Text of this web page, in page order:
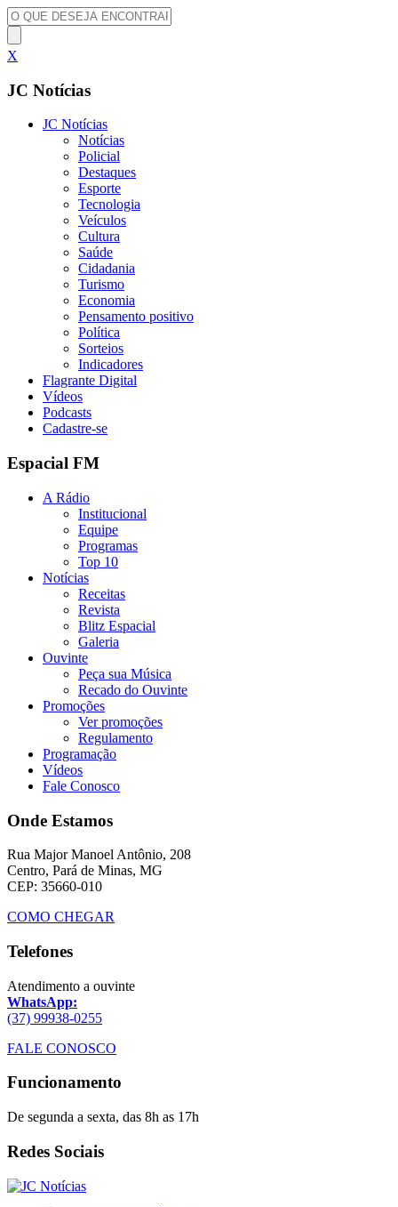
X
JC Notícias
JC Notícias
Notícias
Policial
Destaques
Esporte
Tecnologia
Veículos
Cultura
Saúde
Cidadania
Turismo
Economia
Pensamento positivo
Política
Sorteios
Indicadores
Flagrante Digital
Vídeos
Podcasts
Cadastre-se
Espacial FM
A Rádio
Institucional
Equipe
Programas
Top 10
Notícias
Receitas
Revista
Blitz Espacial
Galeria
Ouvinte
Peça sua Música
Recado do Ouvinte
Promoções
Ver promoções
Regulamento
Programação
Vídeos
Fale Conosco
Onde Estamos
Rua Major Manoel Antônio, 208
Centro, Pará de Minas, MG
CEP: 35660-010
COMO CHEGAR
Telefones
Atendimento a ouvinte
WhatsApp:
(37) 99938-0255
FALE CONOSCO
Funcionamento
De segunda a sexta, das 8h as 17h
Redes Sociais